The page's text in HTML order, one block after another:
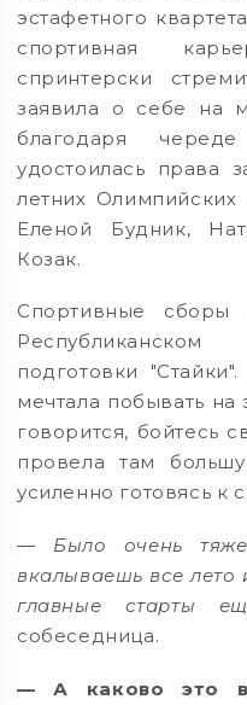
эстафетного
спортивная
спринтерски
заявила о себе на
благодаря
удостоилась права
летних
Еленой Будник,
Козак.
Спортивные
подготовки
мечтала побывать на
говорится, бойтесь
провела там
усиленно готовясь к
— Было очень
вкалываешь все лето
главные старты
собеседница.
— А каково это в